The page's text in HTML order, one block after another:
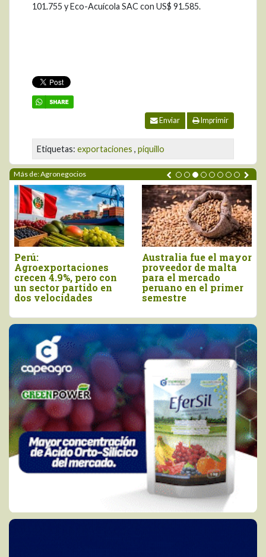
101.755 y Eco-Acuícola SAC con US$ 91.585.
Enviar Imprimir
Etiquetas: exportaciones , piquillo
Más de: Agronegocios
Perú:
Agroexportaciones
crecen 4.9%, pero con
un sector partido en
dos velocidades
Australia fue el mayor
proveedor de malta
para el mercado
peruano en el primer
semestre